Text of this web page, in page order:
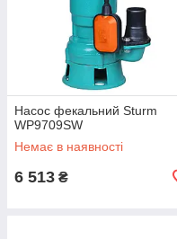
Насос фекальний Sturm
WP9709SW
Немає в наявності
6 513 ₴